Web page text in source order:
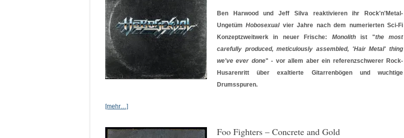
Ben Harwood und Jeff Silva reaktivieren ihr Rock'n'Metal-
UngetümHobosexualvier Jahre nach dem numerierten Sci-Fi
Konzeptzweitwerk in neuer Frische: Monolithist "the most
carefully produced, meticulously assembled, 'Hair Metal' thing
we've ever done" - vor allem aber ein referenzschwerer Rock-
Husarenritt über exaltierte Gitarrenbögen und wuchtige
Drumsspuren.
[mehr…]
Foo Fighters – Concrete and Gold